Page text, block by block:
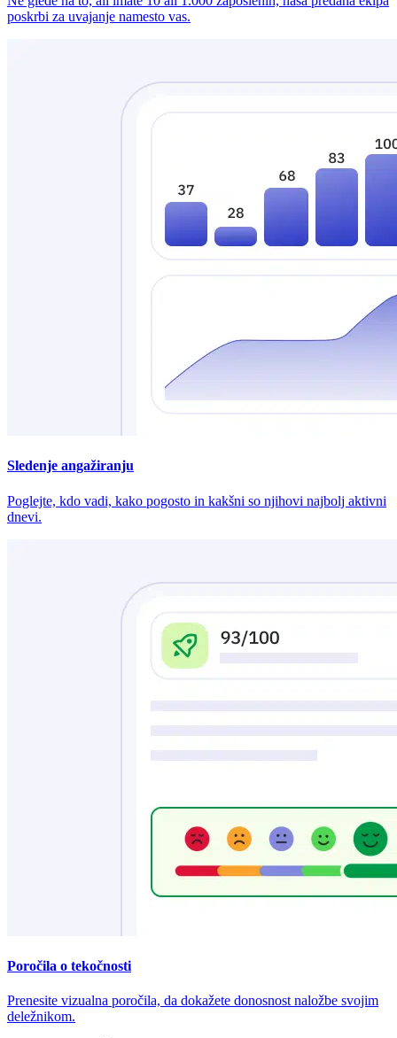
poskrbi za uvajanje namesto vas.
Sledenje angažiranju
Poglejte, kdo vadi, kako pogosto in kakšni so njihovi najbolj aktivni
dnevi.
Poročila o tekočnosti
Prenesite vizualna poročila, da dokažete donosnost naložbe svojim
deležnikom.